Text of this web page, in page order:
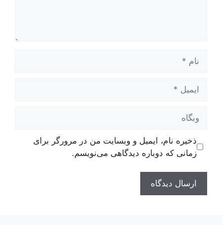
وبگاه
ذخیره نام، ایمیل و وبسایت من در مرورگر برای
زمانی که دوباره دیدگاهی می‌نویسم.